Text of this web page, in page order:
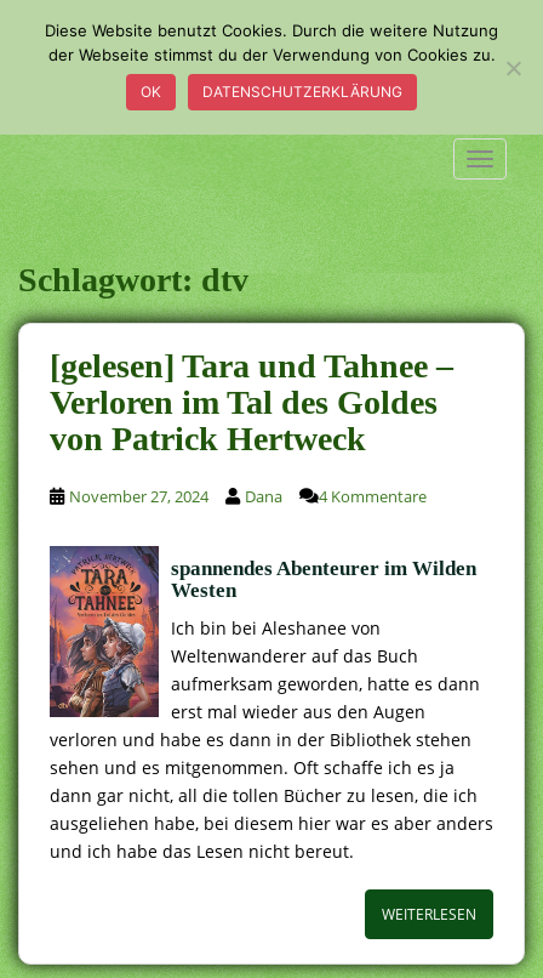
o
a
i
n
c
o
n
t
e
n
t
Schlagwort:dtv
[gelesen] Tara und Tahnee –
Verloren im Tal des Goldes
von Patrick Hertweck
November 27, 2024 Dana 4 Kommentare
spannendes Abenteurer im Wilden
Westen
Ich bin bei Aleshanee von
Weltenwanderer auf das Buch
aufmerksam geworden, hatte es dann
erst mal wieder aus den Augen
verloren und habe es dann in der Bibliothek stehen
sehen und es mitgenommen. Oft schaffe ich es ja
dann gar nicht, all die tollen Bücher zu lesen, die ich
ausgeliehen habe, bei diesem hier war es aber anders
und ich habe das Lesen nicht bereut.
WEITERLESEN
Diese Website benutzt Cookies. Durch die weitere Nutzung
der Webseite stimmst du der Verwendung von Cookies zu.
OK DATENSCHUTZERKLÄRUNG